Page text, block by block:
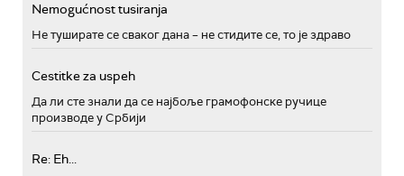
Nemogućnost tusiranja
Не туширате се сваког дана – не стидите се, то је здраво
Cestitke za uspeh
Да ли сте знали да се најбоље грамофонске ручице
производе у Србији
Re: Eh...